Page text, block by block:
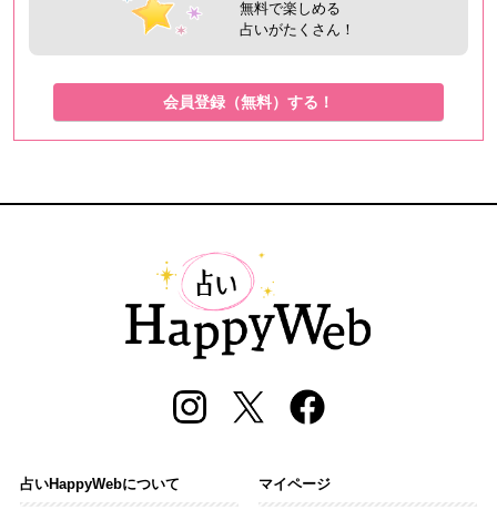
無料で楽しめる
占いがたくさん！
会員登録（無料）する！
占いHappyWebについて マイページ